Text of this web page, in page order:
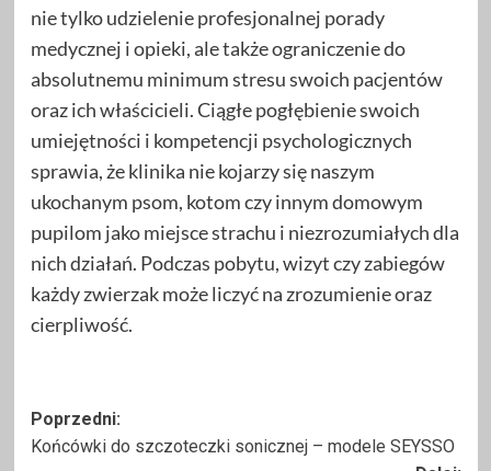
nie tylko udzielenie profesjonalnej porady
medycznej i opieki, ale także ograniczenie do
absolutnemu minimum stresu swoich pacjentów
oraz ich właścicieli. Ciągłe pogłębienie swoich
umiejętności i kompetencji psychologicznych
sprawia, że klinika nie kojarzy się naszym
ukochanym psom, kotom czy innym domowym
pupilom jako miejsce strachu i niezrozumiałych dla
nich działań. Podczas pobytu, wizyt czy zabiegów
każdy zwierzak może liczyć na zrozumienie oraz
cierpliwość.
Zobacz
wpisy
Poprzedni:
Końcówki do szczoteczki sonicznej – modele SEYSSO